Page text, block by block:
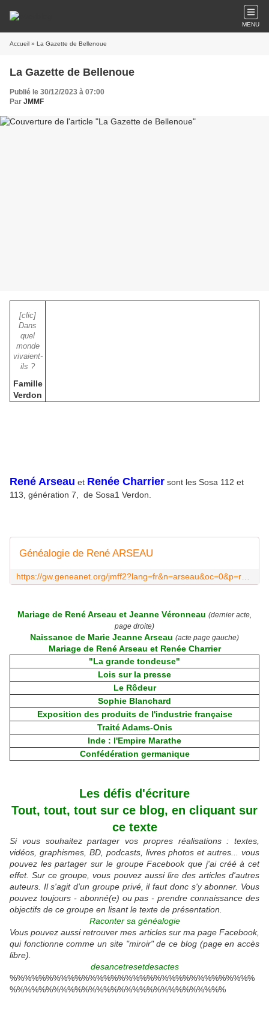
MENU
Accueil » La Gazette de Bellenoue
La Gazette de Bellenoue
Publié le 30/12/2023 à 07:00
Par JMMF
[clic]
Dans
quel
monde
vivaient-
ils ?
Famille
Verdon
René Arseau et Renée Charrier sont les Sosa 112 et
113, génération 7, de Sosa1 Verdon.
Généalogie de René ARSEAU
Mariage de René Arseau et Jeanne Véronneau (dernier acte,
page droite)
Naissance de Marie Jeanne Arseau (acte page gauche)
Mariage de René Arseau et Renée Charrier
"La grande tondeuse"
Lois sur la presse
Le Rôdeur
Sophie Blanchard
Exposition des produits de l'industrie française
Traité Adams-Onis
Inde : l'Empire Marathe
Confédération germanique
Les défis d'écriture
Tout, tout, tout sur ce blog, en cliquant sur
ce texte
Si vous souhaitez partager vos propres réalisations : textes,
vidéos, graphismes, BD, podcasts, livres photos et autres... vous
pouvez les partager sur le groupe Facebook que j'ai créé à cet
effet. Sur ce groupe, vous pouvez aussi lire des articles d'autres
auteurs. Il s'agit d'un groupe privé, il faut donc s'y abonner. Vous
pouvez toujours - abonné(e) ou pas - prendre connaissance des
objectifs de ce groupe en lisant le texte de présentation.
Raconter sa généalogie
Vous pouvez aussi retrouver mes articles sur ma page Facebook,
qui fonctionne comme un site "miroir" de ce blog (page en accès
libre).
desancetresetdesactes
%%%%%%%%%%%%%%%%%%%%%%%%%%%%%%%%%%
%%%%%%%%%%%%%%%%%%%%%%%%%%%%%%